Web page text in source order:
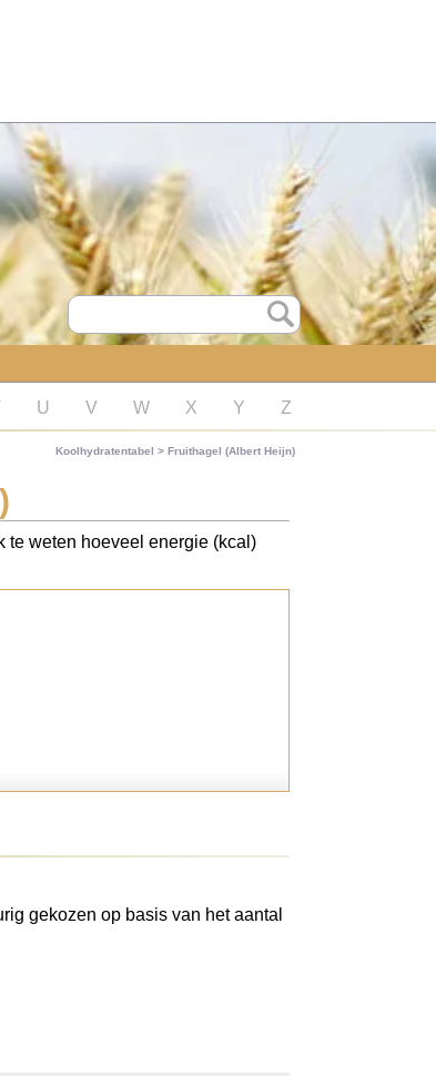
U V W X Y Z
Koolhydratentabel > Fruithagel (Albert Heijn)
te weten hoeveel energie (kcal)
gekozen op basis van het aantal